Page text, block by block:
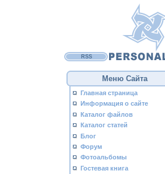
RSS
Меню Сайта
Главная страница
Информация о сайте
Каталог файлов
Каталог статей
Блог
Форум
Фотоальбомы
Гостевая книга